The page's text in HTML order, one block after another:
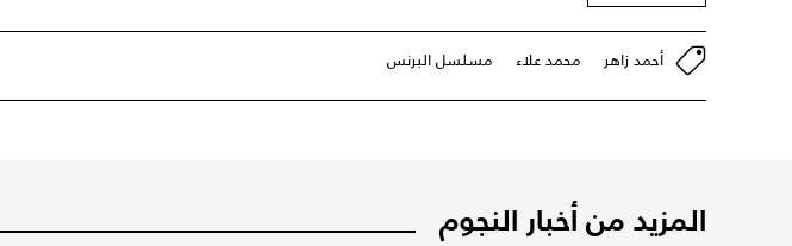
أحمد زاهر محمد علاء مسلسل البرنس
المزيد من أخبار النجوم